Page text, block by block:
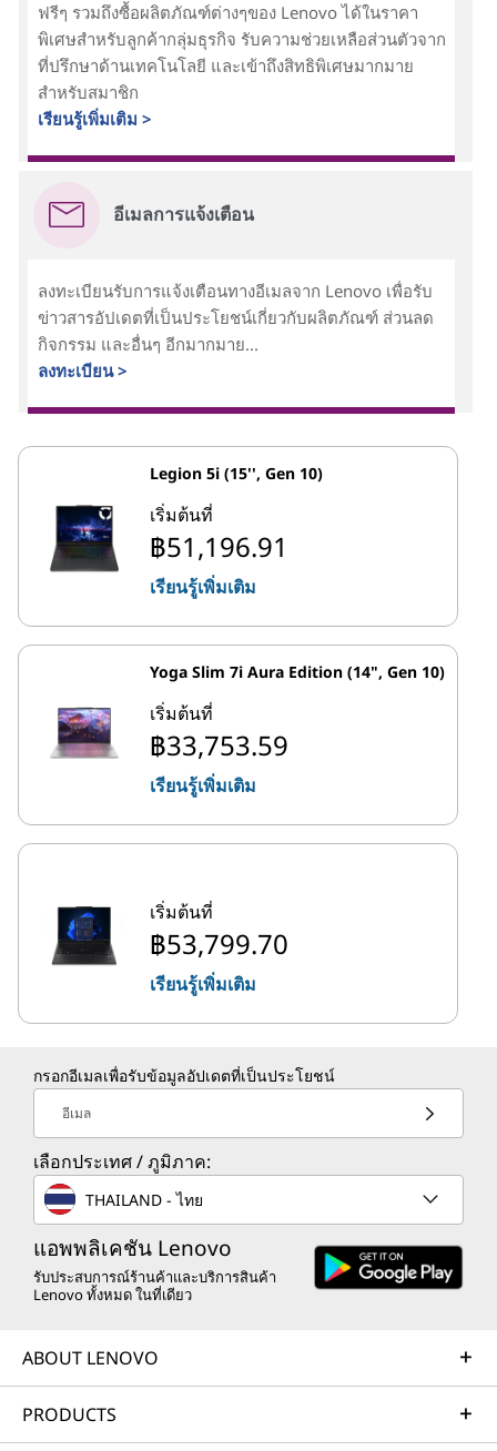
ฟรีๆ รวมถึงซื้อผลิตภัณฑ์ต่างๆของ Lenovo ได้ในราคา
พิเศษสำหรับลูกค้ากลุ่มธุรกิจ รับความช่วยเหลือส่วนตัวจาก
ที่ปรึกษาด้านเทคโนโลยี และเข้าถึงสิทธิพิเศษมากมาย
สำหรับสมาชิก
เรียนรู้เพิ่มเติม >
อีเมลการแจ้งเตือน
ลงทะเบียนรับการแจ้งเตือนทางอีเมลจาก Lenovo เพื่อรับ
ข่าวสารอัปเดตที่เป็นประโยชน์เกี่ยวกับผลิตภัณฑ์ ส่วนลด
กิจกรรม และอื่นๆ อีกมากมาย...
ลงทะเบียน >
Legion 5i (15'', Gen 10)
เริ่มต้นที่
฿51,196.91
เรียนรู้เพิ่มเติม
Yoga Slim 7i Aura Edition (14", Gen 10)
เริ่มต้นที่
฿33,753.59
เรียนรู้เพิ่มเติม
เริ่มต้นที่
฿53,799.70
เรียนรู้เพิ่มเติม
กรอกอีเมลเพื่อรับข้อมูลอัปเดตที่เป็นประโยชน์
อีเมล
เลือกประเทศ / ภูมิภาค:
THAILAND - ไทย
แอพพลิเคชัน Lenovo
รับประสบการณ์ร้านค้าและบริการสินค้า
Lenovo ทั้งหมด ในที่เดียว
ABOUT LENOVO
PRODUCTS